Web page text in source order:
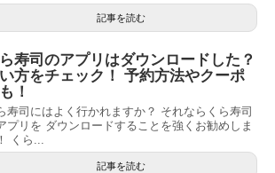
記事を読む
寿司のアプリはダウンロードした？
方をチェック！ 予約方法やクーポ
！
寿司にはよく行かれますか？ それならくら寿司
プリを ダウンロードすることを強くお勧めしま
くら...
記事を読む